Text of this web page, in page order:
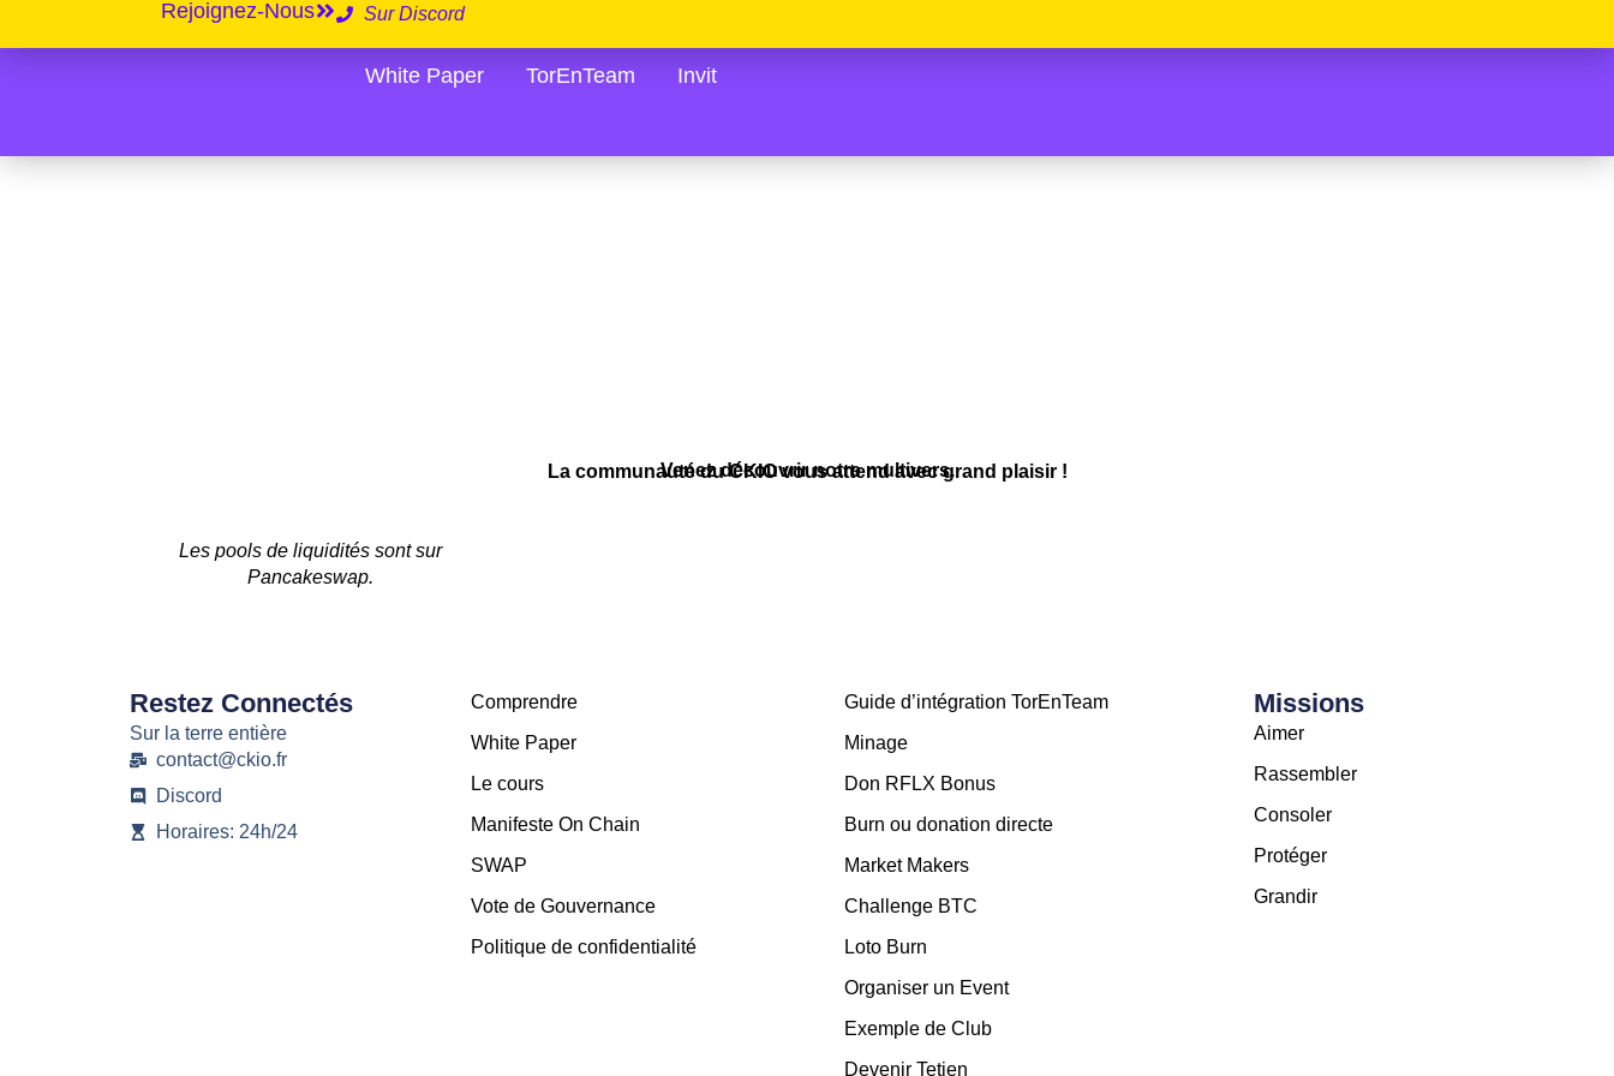
Rejoignez-Nous Sur Discord
White Paper TorEnTeam Invit
La communauté du CKIO vous attend avec grand plaisir !
Venez découvrir notre multivers.
Les pools de liquidités sont sur
Pancakeswap.
Restez Connectés
Sur la terre entière
contact@ckio.fr
Discord
Horaires: 24h/24
Comprendre
White Paper
Le cours
Manifeste On Chain
SWAP
Vote de Gouvernance
Politique de confidentialité
Guide d’intégration TorEnTeam
Minage
Don RFLX Bonus
Burn ou donation directe
Market Makers
Challenge BTC
Loto Burn
Organiser un Event
Exemple de Club
Devenir Tetien
Missions
Aimer
Rassembler
Consoler
Protéger
Grandir